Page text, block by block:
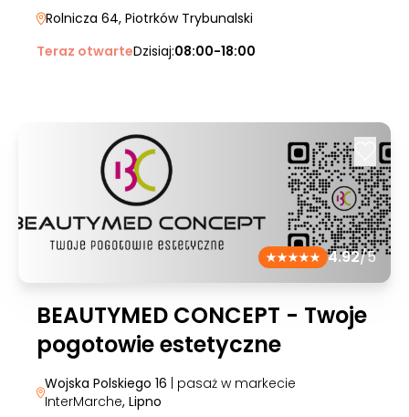
Rolnicza 64, Piotrków Trybunalski
Teraz otwarteDzisiaj:08:00-18:00
4.92/5
BEAUTYMED CONCEPT - Twoje
pogotowie estetyczne
Wojska Polskiego 16 | pasaż w markecie
InterMarche, Lipno